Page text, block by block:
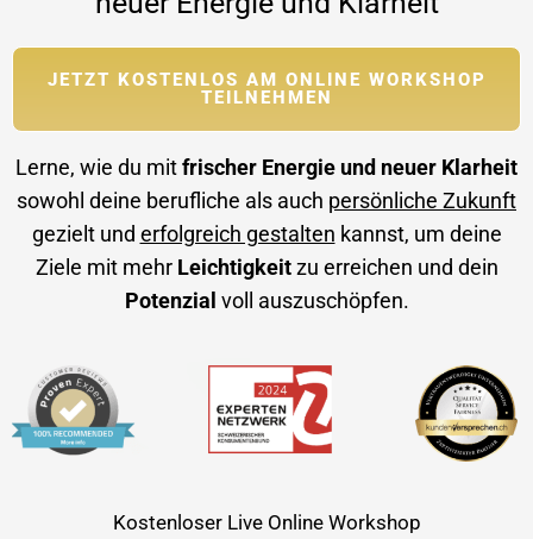
JETZT KOSTENLOS AM ONLINE WORKSHOP
TEILNEHMEN
Lerne, wie du mitfrischer Energie und neuer Klarheit
sowohl deine berufliche als auch persönliche Zukunft
gezielt und erfolgreich gestalten kannst, um deine
Ziele mit mehr Leichtigkeitzu erreichen und dein
Potenzial voll auszuschöpfen.
Kostenloser Live Online Workshop